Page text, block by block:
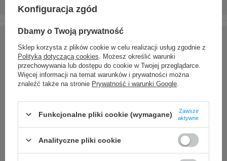
Konfiguracja zgód
Dbamy o Twoją prywatność
Sklep korzysta z plików cookie w celu realizacji usług zgodnie z
Polityką dotyczącą cookies . Możesz określić warunki
przechowywania lub dostępu do cookie w Twojej przeglądarce.
Więcej informacji na temat warunków i prywatności można
znaleźć także na stronie Prywatność i warunki Google
Funkcjonalne pliki cookie (wymagane)
Zawsze
aktywne
Analityczne pliki cookie